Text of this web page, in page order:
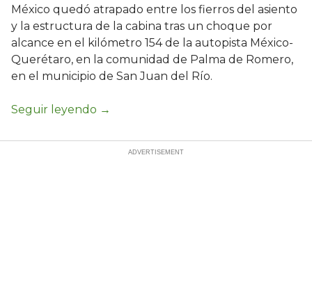
México quedó atrapado entre los fierros del asiento
y la estructura de la cabina tras un choque por
alcance en el kilómetro 154 de la autopista México-
Querétaro, en la comunidad de Palma de Romero,
en el municipio de San Juan del Río.